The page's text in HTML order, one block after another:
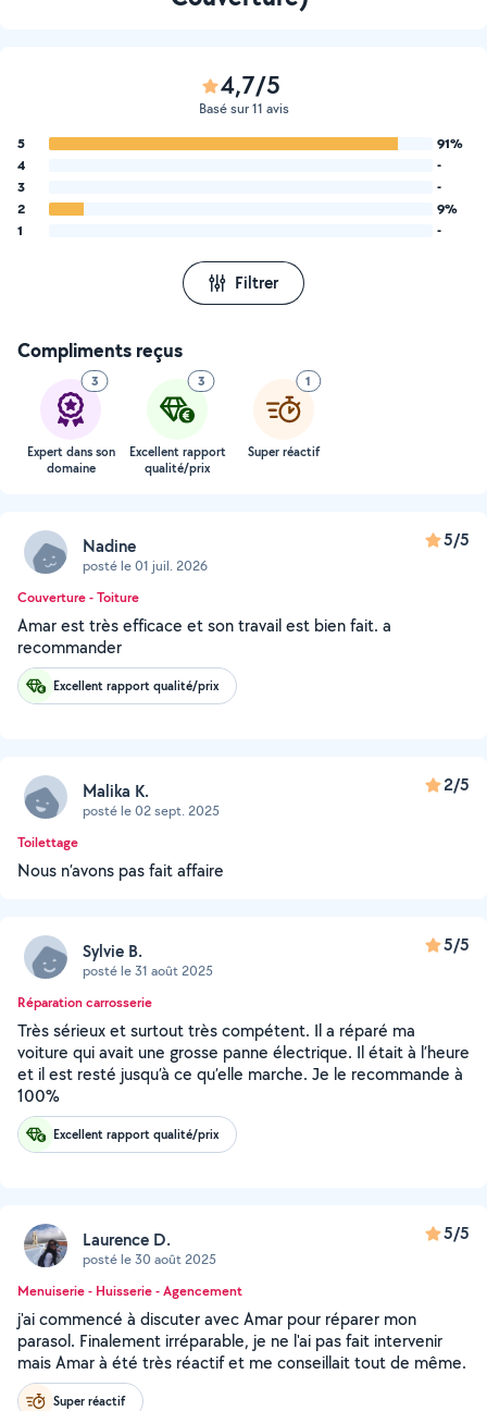
4,7/5
Basé sur 11 avis
5
91%
4
-
3
-
2
9%
1
-
Filtrer
Compliments reçus
3
Expert dans son
domaine
3
Excellent rapport
qualité/prix
1
Super réactif
Nadine
posté le 01 juil. 2026
5/5
Couverture - Toiture
Amar est très efficace et son travail est bien fait. a
recommander
Excellent rapport qualité/prix
Malika K.
posté le 02 sept. 2025
2/5
Toilettage
Nous n’avons pas fait affaire
Sylvie B.
posté le 31 août 2025
5/5
Réparation carrosserie
Très sérieux et surtout très compétent. Il a réparé ma
voiture qui avait une grosse panne électrique. Il était à l’heure
et il est resté jusqu’à ce qu’elle marche. Je le recommande à
100%
Excellent rapport qualité/prix
Laurence D.
posté le 30 août 2025
5/5
Menuiserie - Huisserie - Agencement
j'ai commencé à discuter avec Amar pour réparer mon
parasol. Finalement irréparable, je ne l'ai pas fait intervenir
mais Amar à été très réactif et me conseillait tout de même.
Super réactif